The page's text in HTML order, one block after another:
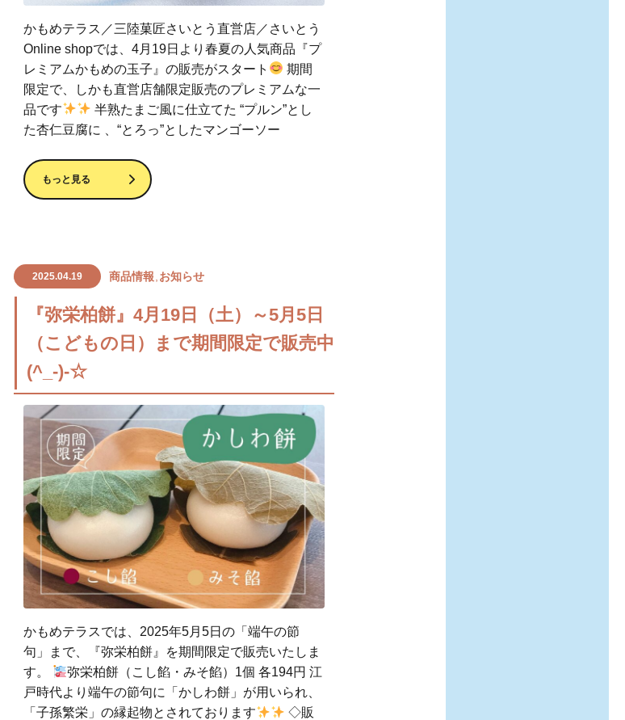
かもめテラス／三陸菓匠さいとう直営店／さいとう
Online shopでは、4月19日より春夏の人気商品『プ
レミアムかもめの玉子』の販売がスタート
期間
限定で、しかも直営店舗限定販売のプレミアムな一
品です
半熟たまご風に仕立てた “プルン”とし
た杏仁豆腐に 、“とろっ”としたマンゴーソー
もっと見る
2025.04.19 商品情報 お知らせ
『弥栄柏餅』4月19日（土）～5月5日
（こどもの日）まで期間限定で販売中
(^_-)-☆
かもめテラスでは、2025年5月5日の「端午の節
句」まで、『弥栄柏餅』を期間限定で販売いたしま
す。
弥栄柏餅（こし餡・みそ餡）1個 各194円 江
戸時代より端午の節句に「かしわ餅」が用いられ、
「子孫繁栄」の縁起物とされております
◇販